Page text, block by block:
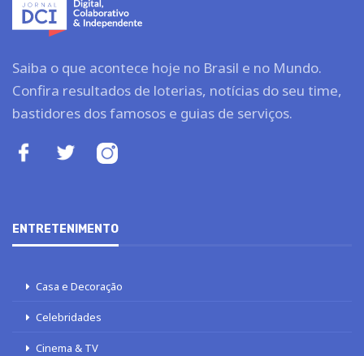
Saiba o que acontece hoje no Brasil e no Mundo.
Confira resultados de loterias, notícias do seu time,
bastidores dos famosos e guias de serviços.
ENTRETENIMENTO
Casa e Decoração
Celebridades
Cinema & TV